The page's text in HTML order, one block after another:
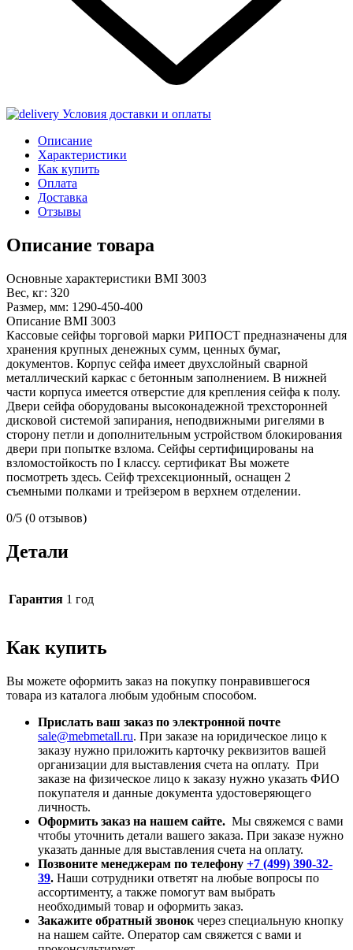
Условия доставки и оплаты
Описание
Характеристики
Как купить
Оплата
Доставка
Отзывы
Описание товара
Основные характеристики ВМI 3003
Вес, кг: 320
Размер, мм: 1290-450-400
Описание ВМI 3003
Кассовые сейфы торговой марки РИПОСТ предназначены для
хранения крупных денежных сумм, ценных бумаг,
документов. Корпус сейфа имеет двухслойный сварной
металлический каркас с бетонным заполнением. В нижней
части корпуса имеется отверстие для крепления сейфа к полу.
Двери сейфа оборудованы высоконадежной трехсторонней
дисковой системой запирания, неподвижными ригелями в
сторону петли и дополнительным устройством блокирования
двери при попытке взлома. Сейфы сертифицированы на
взломостойкость по I классу. сертификат Вы можете
посмотреть здесь. Сейф трехсекционный, оснащен 2
съемными полками и трейзером в верхнем отделении.
0/5 (0 отзывов)
Детали
Гарантия 1 год
Как купить
Вы можете оформить заказ на покупку понравившегося
товара из каталога любым удобным способом.
Прислать ваш заказ по электронной почте
sale@mebmetall.ru. При заказе на юридическое лицо к
заказу нужно приложить карточку реквизитов вашей
организации для выставления счета на оплату. При
заказе на физическое лицо к заказу нужно указать ФИО
покупателя и данные документа удостоверяющего
личность.
Оформить заказ на нашем сайте. Мы свяжемся с вами
чтобы уточнить детали вашего заказа. При заказе нужно
указать данные для выставления счета на оплату.
Позвоните менеджерам по телефону +7 (499) 390-32-
39. Наши сотрудники ответят на любые вопросы по
ассортименту, а также помогут вам выбрать
необходимый товар и оформить заказ.
Закажите обратный звонок через специальную кнопку
на нашем сайте. Оператор сам свяжется с вами и